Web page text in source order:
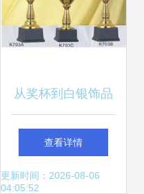
从奖杯到白银饰品
探寻工艺品金属定
制背后的价值密码
查看详情
更新时间：2026-08-06
04:05:52